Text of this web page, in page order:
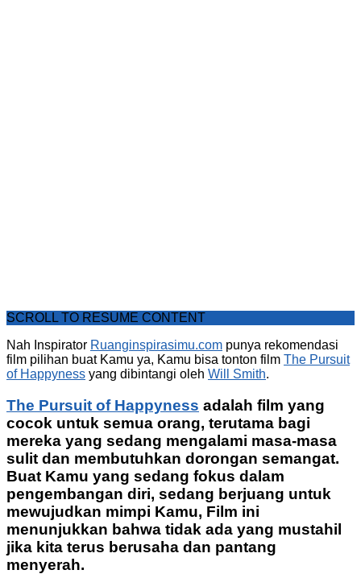
SCROLL TO RESUME CONTENT
Nah Inspirator Ruanginspirasimu.com punya rekomendasi
film pilihan buat Kamu ya, Kamu bisa tonton film The Pursuit
of Happyness yang dibintangi oleh Will Smith.
The Pursuit of Happyness adalah film yang
cocok untuk semua orang, terutama bagi
mereka yang sedang mengalami masa-masa
sulit dan membutuhkan dorongan semangat.
Buat Kamu yang sedang fokus dalam
pengembangan diri, sedang berjuang untuk
mewujudkan mimpi Kamu, Film ini
menunjukkan bahwa tidak ada yang mustahil
jika kita terus berusaha dan pantang
menyerah.